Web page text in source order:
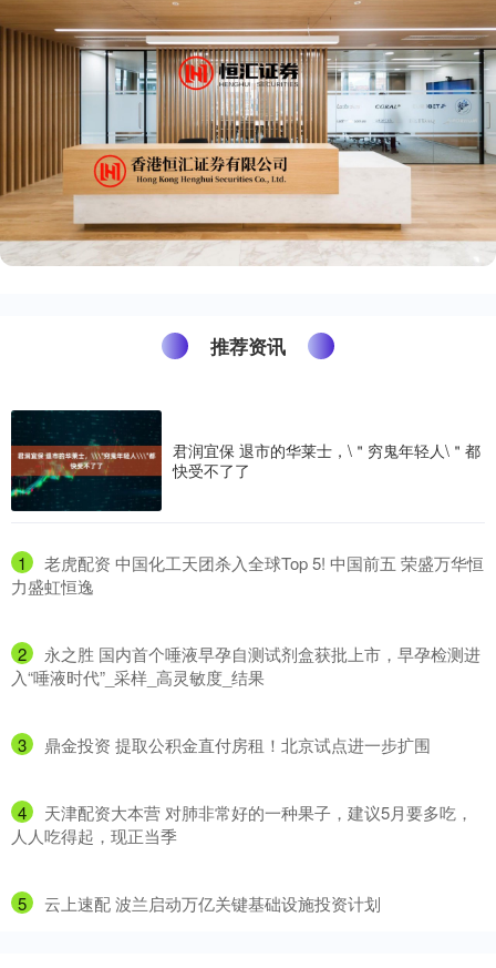
推荐资讯
君润宜保 退市的华莱士，\＂穷鬼年轻人\＂都
快受不了了
1
​老虎配资 中国化工天团杀入全球Top 5! 中国前五 荣盛万华恒
力盛虹恒逸
2
​永之胜 国内首个唾液早孕自测试剂盒获批上市，早孕检测进
入“唾液时代”_采样_高灵敏度_结果
3 ​鼎金投资 提取公积金直付房租！北京试点进一步扩围
4
​天津配资大本营 对肺非常好的一种果子，建议5月要多吃，
人人吃得起，现正当季
5 ​云上速配 波兰启动万亿关键基础设施投资计划